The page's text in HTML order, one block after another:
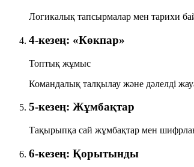
Логикалық тапсырмалар мен тарихи
4-кезең: «Көкпар»
Топтық жұмыс
Командалық талқылау және дәлелді
5-кезең: Жұмбақтар
Тақырыпқа сай жұмбақтар мен
6-кезең: Қорытынды